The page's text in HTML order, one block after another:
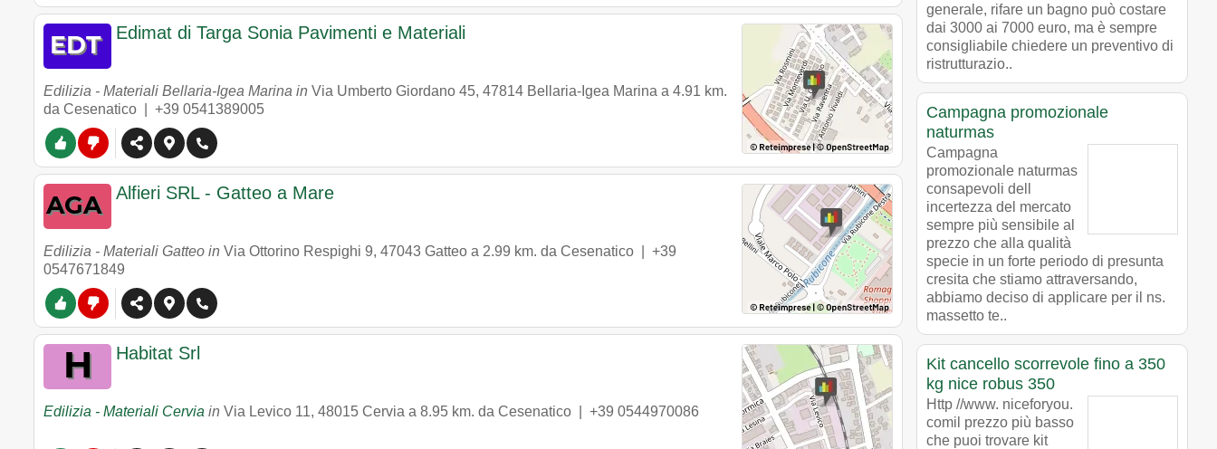
Edimat di Targa Sonia Pavimenti e Materiali
Edilizia - Materiali Bellaria-Igea Marina in Via Umberto Giordano 45, 47814 Bellaria-Igea Marina a 4.91 km.
da Cesenatico | +39 0541389005
Alfieri SRL - Gatteo a Mare
Edilizia - Materiali Gatteo in Via Ottorino Respighi 9, 47043 Gatteo a 2.99 km. da Cesenatico | +39
0547671849
Habitat Srl
Edilizia - Materiali Cervia in Via Levico 11, 48015 Cervia a 8.95 km. da Cesenatico | +39 0544970086
generale, rifare un bagno può costare
dai 3000 ai 7000 euro, ma è sempre
consigliabile chiedere un preventivo di
ristrutturazio..
Campagna promozionale
naturmas
Campagna
promozionale naturmas
consapevoli dell
incertezza del mercato
sempre più sensibile al
prezzo che alla qualità
specie in un forte periodo di presunta
cresita che stiamo attraversando,
abbiamo deciso di applicare per il ns.
massetto te..
Kit cancello scorrevole fino a 350
kg nice robus 350
Http //www. niceforyou.
comil prezzo più basso
che puoi trovare kit